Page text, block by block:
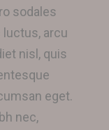
sodales
arcu
nisl, quis
eget.
nec,